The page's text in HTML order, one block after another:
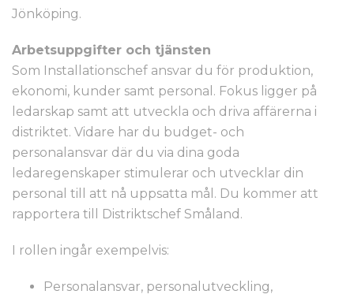
Jönköping.
Arbetsuppgifter och tjänsten
Som Installationschef ansvar du för produktion,
ekonomi, kunder samt personal. Fokus ligger på
ledarskap samt att utveckla och driva affärerna i
distriktet. Vidare har du budget- och
personalansvar där du via dina goda
ledaregenskaper stimulerar och utvecklar din
personal till att nå uppsatta mål. Du kommer att
rapportera till Distriktschef Småland.
I rollen ingår exempelvis:
Personalansvar, personalutveckling,